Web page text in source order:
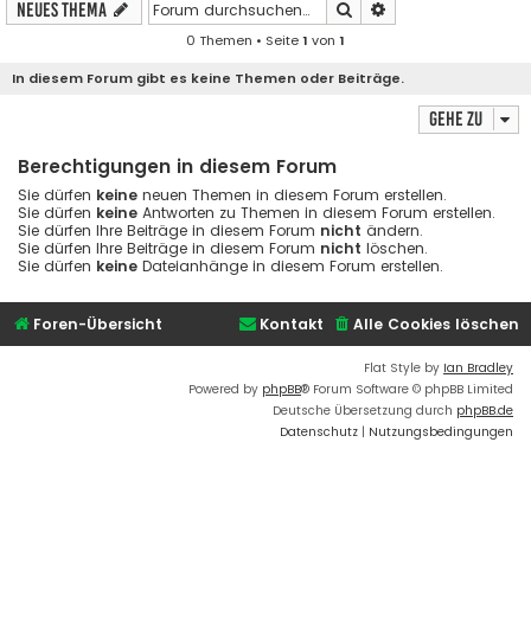
Neues Thema Suche
0 Themen • Seite1 von 1
In diesem Forum gibt es keine Themen oder Beiträge.
Gehe zu
Berechtigungen in diesem Forum
Sie dürfen keine neuen Themen in diesem Forum erstellen.
Sie dürfen keine Antworten zu Themen in diesem Forum erstellen.
Sie dürfen Ihre Beiträge in diesem Forum nicht ändern.
Sie dürfen Ihre Beiträge in diesem Forum nicht löschen.
Sie dürfen keine Dateianhänge in diesem Forum erstellen.
Foren-Übersicht Alle Cookies löschen
Kontakt
Flat Style by Ian Bradley
Powered by phpBB® Forum Software © phpBB Limited
Deutsche Übersetzung durch phpBB.de
Datenschutz | Nutzungsbedingungen